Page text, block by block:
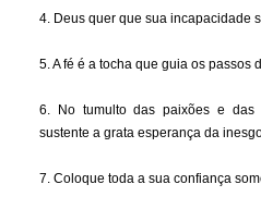
4. Deus quer que sua incapacidade
5. A fé é a tocha que guia os passos
6. No tumulto das paixões e das
sustente a grata esperança da
7. Coloque toda a sua confiança